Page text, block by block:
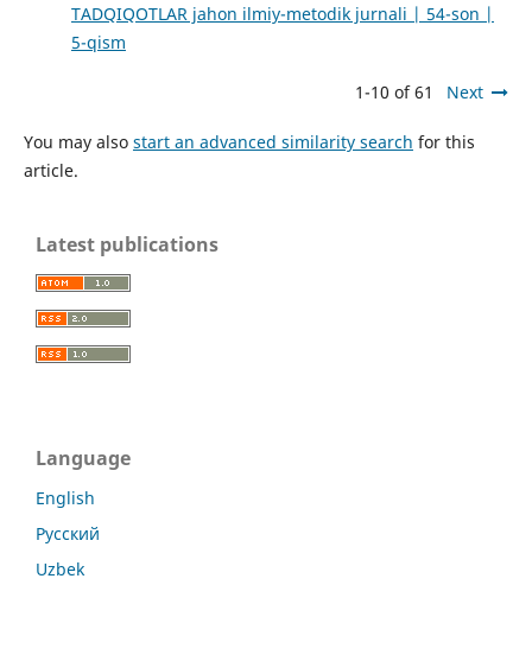
TADQIQOTLAR jahon ilmiy-metodik jurnali | 54-son |
5-qism
1-10 of 61 Next
You may also start an advanced similarity search for this
article.
Latest publications
Language
English
Русский
Uzbek